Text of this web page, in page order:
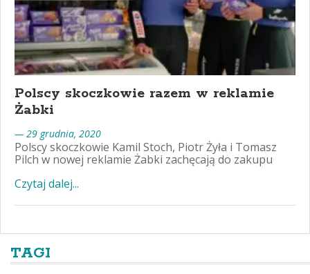
Polscy skoczkowie razem w reklamie
Żabki
— 29 grudnia, 2020
Polscy skoczkowie Kamil Stoch, Piotr Żyła i Tomasz
Pilch w nowej reklamie Żabki zachęcają do zakupu
Czytaj dalej...
TAGI